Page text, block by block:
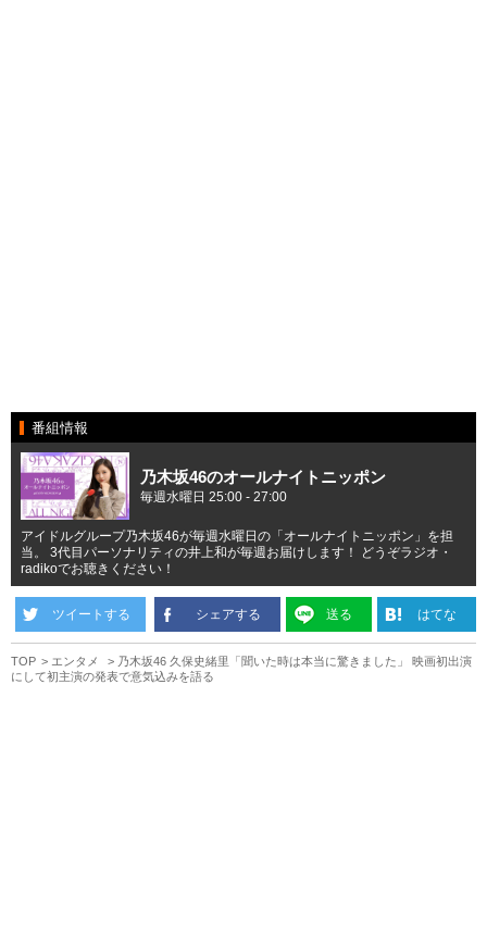
番組情報
乃木坂46のオールナイトニッポン
毎週水曜日 25:00 - 27:00
アイドルグループ乃木坂46が毎週水曜日の「オールナイトニッポン」を担
当。 3代目パーソナリティの井上和が毎週お届けします！ どうぞラジオ・
radikoでお聴きください！
ツイートする シェアする 送る はてな
TOP エンタメ
乃木坂46 久保史緒里「聞いた時は本当に驚きました」 映画初出演
にして初主演の発表で意気込みを語る